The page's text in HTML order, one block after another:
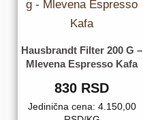
Hausbrandt Filter 200 G –
Mlevena Espresso Kafa
830 RSD
Jedinična cena: 4.150,00